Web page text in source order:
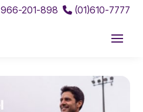
966-201-898 (01)610-7777